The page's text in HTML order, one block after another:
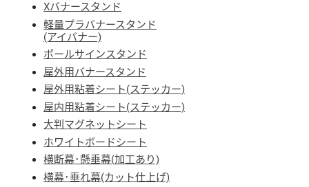
Xバナースタンド
軽量プラバナースタンド
(アイバナー)
ポールサインスタンド
屋外用バナースタンド
屋外用粘着シート(ステッカー)
屋内用粘着シート(ステッカー)
大判マグネットシート
ホワイトボードシート
横断幕･懸垂幕(加工あり)
横幕･垂れ幕(カット仕上げ)